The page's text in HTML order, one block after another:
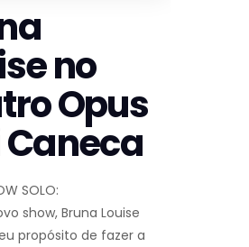
no
Opus
Caneca
SOLO:
show, Bruna Louise
propósito de fazer a